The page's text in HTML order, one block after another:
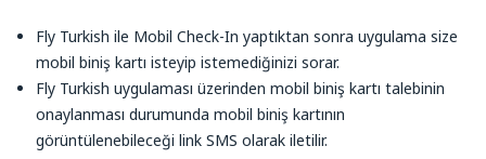
Fly Turkish ile Mobil Check-In yaptıktan sonra uygulama size
mobil biniş kartı isteyip istemediğinizi sorar.
Fly Turkish uygulaması üzerinden mobil biniş kartı talebinin
onaylanması durumunda mobil biniş kartının
görüntülenebileceği link SMS olarak iletilir.